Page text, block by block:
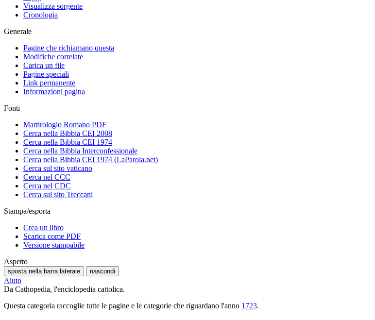
Visualizza sorgente
Cronologia
Generale
Pagine che richiamano questa
Modifiche correlate
Carica un file
Pagine speciali
Link permanente
Informazioni pagina
Fonti
Martirologio Romano PDF
Cerca nella Bibbia CEI 2008
Cerca nella Bibbia CEI 1974
Cerca nella Bibbia Interconfessionale
Cerca nella Bibbia CEI 1974 (LaParola.net)
Cerca sul sito vaticano
Cerca nel CCC
Cerca nel CDC
Cerca sul sito Treccani
Stampa/esporta
Crea un libro
Scarica come PDF
Versione stampabile
Aspetto
sposta nella barra laterale nascondi
Aiuto
Da Cathopedia, l'enciclopedia cattolica.
Questa categoria raccoglie tutte le pagine e le categorie che riguardano l'anno 1723.